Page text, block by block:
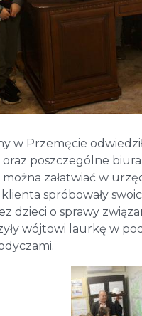
w Przemęcie
poszczególne
załatwiać w
spróbowały
dzieci o sprawy
wójtowi laurkę w